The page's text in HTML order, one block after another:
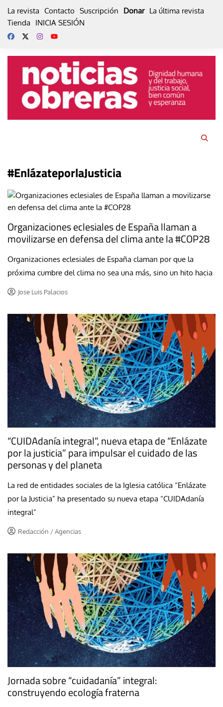
La revista Contacto Suscripción Donar La última revista
Tienda
INICIA SESIÓN
#EnlázateporlaJusticia
Organizaciones eclesiales de España llaman a
movilizarse en defensa del clima ante la #COP28
Organizaciones eclesiales de España claman por que la
próxima cumbre del clima no sea una más, sino un hito hacia
Jose Luis Palacios
“CUIDAdanía integral”, nueva etapa de “Enlázate
por la justicia” para impulsar el cuidado de las
personas y del planeta
La red de entidades sociales de la Iglesia católica “Enlázate
por la Justicia” ha presentado su nueva etapa “CUIDAdanía
integral”
Redacción / Agencias
Jornada sobre “cuidadanía” integral:
construyendo ecología fraterna